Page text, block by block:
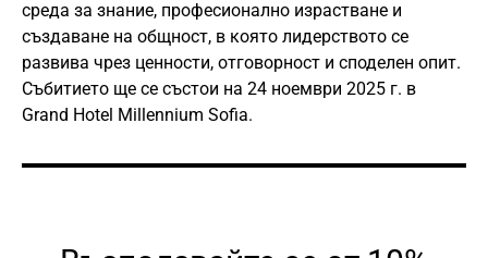
среда за знание, професионално израстване и
създаване на общност, в която лидерството се
развива чрез ценности, отговорност и споделен опит.
Събитието ще се състои на 24 ноември 2025 г. в
Grand Hotel Millennium Sofia.